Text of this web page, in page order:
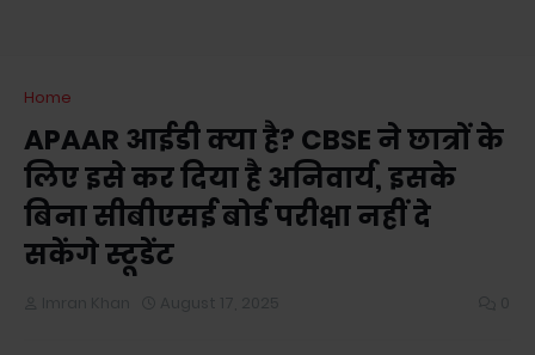
Home
APAAR आईडी क्या है? CBSE ने छात्रों के
लिए इसे कर दिया है अनिवार्य, इसके
बिना सीबीएसई बोर्ड परीक्षा नहीं दे
सकेंगे स्टूडेंट